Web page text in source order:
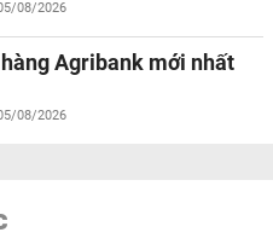
08/2026
Agribank mới nhất
08/2026